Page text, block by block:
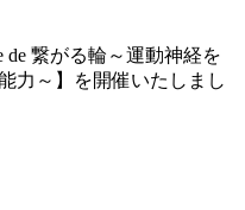
de 繋がる輪～運動神経を
力～】を開催いたしまし